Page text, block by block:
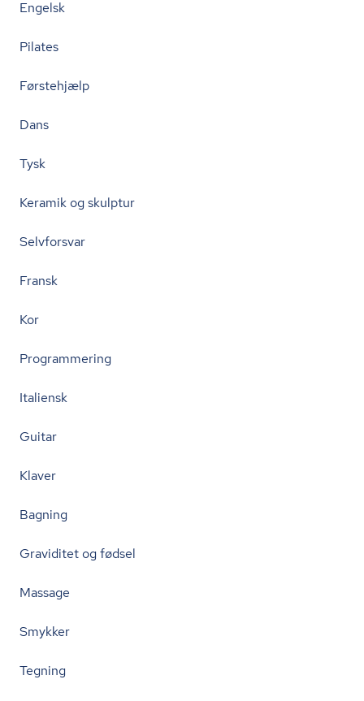
Engelsk
Pilates
Førstehjælp
Dans
Tysk
Keramik og skulptur
Selvforsvar
Fransk
Kor
Programmering
Italiensk
Guitar
Klaver
Bagning
Graviditet og fødsel
Massage
Smykker
Tegning